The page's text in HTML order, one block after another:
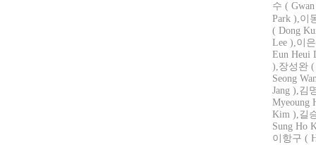
수 (
Park ),이
( Dong
Lee ),이
Eun Heui
),장성완 (
Seong
Jang ),김
Myeoung
Kim ),길
Sung Ho
이항구 (